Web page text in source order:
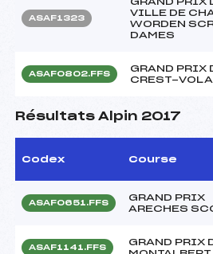
ASAF1323
VILLE DE
WORDEN
DAMES
ASAF0802.FFS
GRAND PRIX
CREST-
Résultats Alpin 2017
Codex Course
ASAF0651.FFS
GRAND PRIX
ARECHES
ASAF1141.FFS
GRAND PRIX